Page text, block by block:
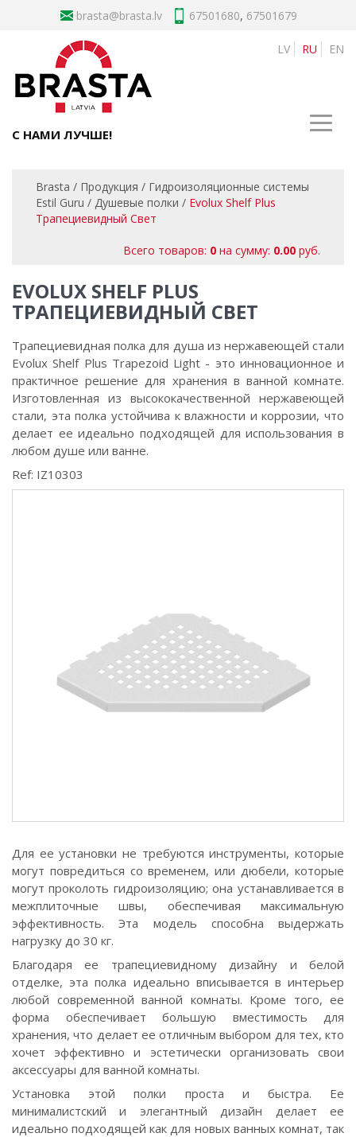
brasta 67501680, 67501679
С НАМИ ЛУЧШЕ!
LV RU EN
Brasta / Продукция / Гидроизоляционные системы
Estil Guru / Душевые полки / Evolux Shelf Plus
Трапециевидный Свет
Всего товаров: 0 на сумму: 0.00 руб.
EVOLUX SHELF PLUS
ТРАПЕЦИЕВИДНЫЙ СВЕТ
Трапециевидная полка для душа из нержавеющей стали
Evolux Shelf Plus Trapezoid Light - это инновационное и
практичное решение для хранения в ванной комнате.
Изготовленная из высококачественной нержавеющей
стали, эта полка устойчива к влажности и коррозии, что
делает ее идеально подходящей для использования в
любом душе или ванне.
Ref: IZ10303
Для ее установки не требуются инструменты, которые
могут повредиться со временем, или дюбели, которые
могут проколоть гидроизоляцию; она устанавливается в
межплиточные швы, обеспечивая максимальную
эффективность. Эта модель способна выдержать
нагрузку до 30 кг.
Благодаря ее трапециевидному дизайну и белой
отделке, эта полка идеально вписывается в интерьер
любой современной ванной комнаты. Кроме того, ее
форма обеспечивает большую вместимость для
хранения, что делает ее отличным выбором для тех, кто
хочет эффективно и эстетически организовать свои
аксессуары для ванной комнаты.
Установка этой полки проста и быстра. Ее
минималистский и элегантный дизайн делает ее
идеально подходящей как для новых ванных комнат, так